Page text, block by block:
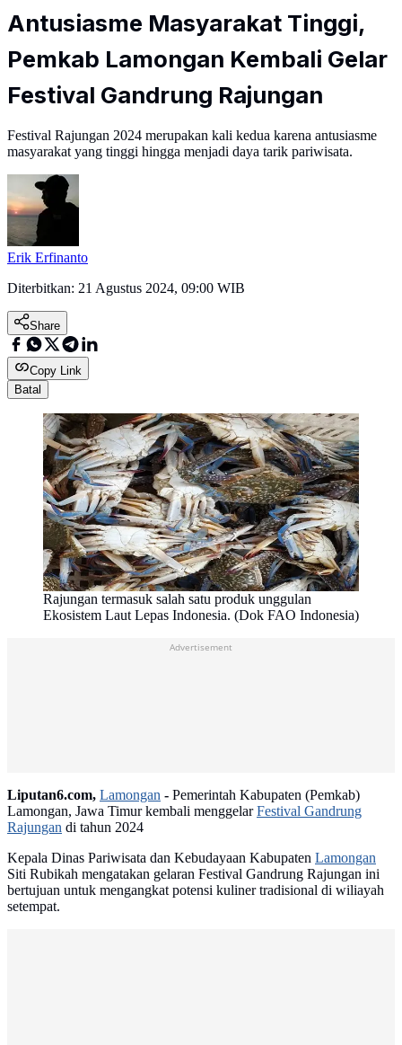
Antusiasme Masyarakat Tinggi,
Pemkab Lamongan Kembali Gelar
Festival Gandrung Rajungan
Festival Rajungan 2024 merupakan kali kedua karena antusiasme
masyarakat yang tinggi hingga menjadi daya tarik pariwisata.
Erik Erfinanto
Diterbitkan: 21 Agustus 2024, 09:00 WIB
Share
Copy Link
Batal
Rajungan termasuk salah satu produk unggulan
Ekosistem Laut Lepas Indonesia. (Dok FAO Indonesia)
Advertisement
Liputan6.com, Lamongan - Pemerintah Kabupaten (Pemkab)
Lamongan, Jawa Timur kembali menggelarFestival Gandrung
Rajungan di tahun 2024
Kepala Dinas Pariwisata dan Kebudayaan Kabupaten Lamongan
Siti Rubikah mengatakan gelaran Festival Gandrung Rajungan ini
bertujuan untuk mengangkat potensi kuliner tradisional di wiliayah
setempat.